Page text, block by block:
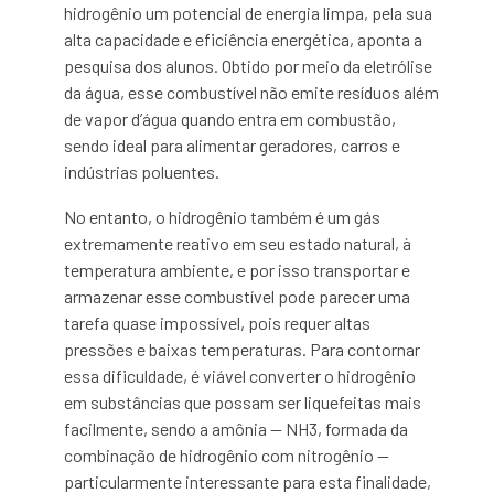
hidrogênio um potencial de energia limpa, pela sua
alta capacidade e eficiência energética, aponta a
pesquisa dos alunos. Obtido por meio da eletrólise
da água, esse combustível não emite resíduos além
de vapor d’água quando entra em combustão,
sendo ideal para alimentar geradores, carros e
indústrias poluentes.
No entanto, o hidrogênio também é um gás
extremamente reativo em seu estado natural, à
temperatura ambiente, e por isso transportar e
armazenar esse combustível pode parecer uma
tarefa quase impossível, pois requer altas
pressões e baixas temperaturas. Para contornar
essa dificuldade, é viável converter o hidrogênio
em substâncias que possam ser liquefeitas mais
facilmente, sendo a amônia — NH3, formada da
combinação de hidrogênio com nitrogênio —
particularmente interessante para esta finalidade,